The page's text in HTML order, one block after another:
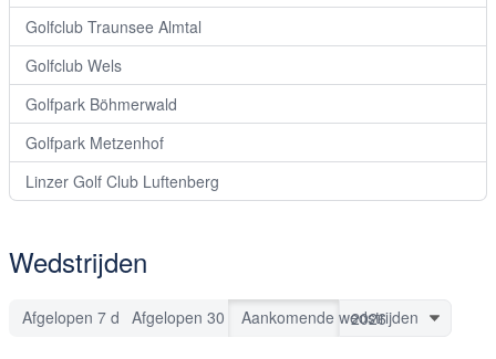
Golfclub Traunsee Almtal
Golfclub Wels
Golfpark Böhmerwald
Golfpark Metzenhof
Linzer Golf Club Luftenberg
Wedstrijden
Afgelopen 7 dagenAfgelopen 30 dagenAankomende wedstrijden